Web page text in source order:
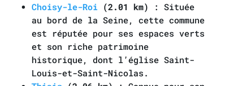
Choisy-le-Roi (2.01 km) : Située
au bord de la Seine, cette commune
est réputée pour ses espaces verts
et son riche patrimoine
historique, dont l’église Saint-
Louis-et-Saint-Nicolas.